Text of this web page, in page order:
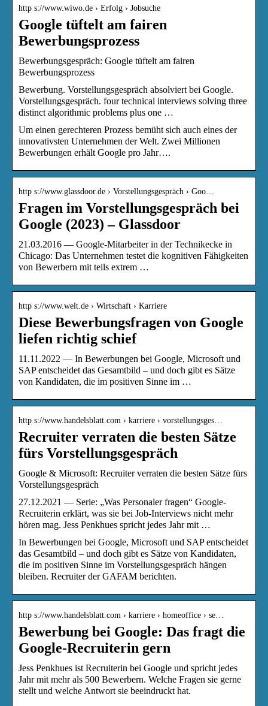
http s://www.wiwo.de › Erfolg › Jobsuche
Google tüftelt am fairen
Bewerbungsprozess
Bewerbungsgespräch: Google tüftelt am fairen
Bewerbungsprozess
Bewerbung. Vorstellungsgespräch absolviert bei Google.
Vorstellungsgespräch. four technical interviews solving three
distinct algorithmic problems plus one …
Um einen gerechteren Prozess bemüht sich auch eines der
innovativsten Unternehmen der Welt. Zwei Millionen
Bewerbungen erhält Google pro Jahr….
http s://www.glassdoor.de › Vorstellungsgespräch › Goo…
Fragen im Vorstellungsgespräch bei
Google (2023) – Glassdoor
21.03.2016 — Google-Mitarbeiter in der Technikecke in
Chicago: Das Unternehmen testet die kognitiven Fähigkeiten
von Bewerbern mit teils extrem …
http s://www.welt.de › Wirtschaft › Karriere
Diese Bewerbungsfragen von Google
liefen richtig schief
11.11.2022 — In Bewerbungen bei Google, Microsoft und
SAP entscheidet das Gesamtbild – und doch gibt es Sätze
von Kandidaten, die im positiven Sinne im …
http s://www.handelsblatt.com › karriere › vorstellungsges…
Recruiter verraten die besten Sätze
fürs Vorstellungsgespräch
Google & Microsoft: Recruiter verraten die besten Sätze fürs
Vorstellungsgespräch
27.12.2021 — Serie: „Was Personaler fragen“ Google-
Recruiterin erklärt, was sie bei Job-Interviews nicht mehr
hören mag. Jess Penkhues spricht jedes Jahr mit …
In Bewerbungen bei Google, Microsoft und SAP entscheidet
das Gesamtbild – und doch gibt es Sätze von Kandidaten,
die im positiven Sinne im Vorstellungsgespräch hängen
bleiben. Recruiter der GAFAM berichten.
http s://www.handelsblatt.com › karriere › homeoffice › se…
Bewerbung bei Google: Das fragt die
Google-Recruiterin gern
Jess Penkhues ist Recruiterin bei Google und spricht jedes
Jahr mit mehr als 500 Bewerbern. Welche Fragen sie gerne
stellt und welche Antwort sie beeindruckt hat.